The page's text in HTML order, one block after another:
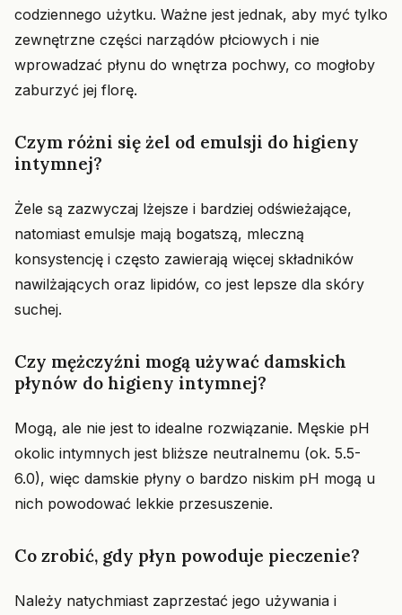
codziennego użytku. Ważne jest jednak, aby myć tylko
zewnętrzne części narządów płciowych i nie
wprowadzać płynu do wnętrza pochwy, co mogłoby
zaburzyć jej florę.
Czym różni się żel od emulsji do higieny
intymnej?
Żele są zazwyczaj lżejsze i bardziej odświeżające,
natomiast emulsje mają bogatszą, mleczną
konsystencję i często zawierają więcej składników
nawilżających oraz lipidów, co jest lepsze dla skóry
suchej.
Czy mężczyźni mogą używać damskich
płynów do higieny intymnej?
Mogą, ale nie jest to idealne rozwiązanie. Męskie pH
okolic intymnych jest bliższe neutralnemu (ok. 5.5-
6.0), więc damskie płyny o bardzo niskim pH mogą u
nich powodować lekkie przesuszenie.
Co zrobić, gdy płyn powoduje pieczenie?
Należy natychmiast zaprzestać jego używania i